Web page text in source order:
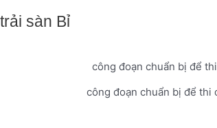
sàn Bỉ
công đoạn chuẩn bị để thi